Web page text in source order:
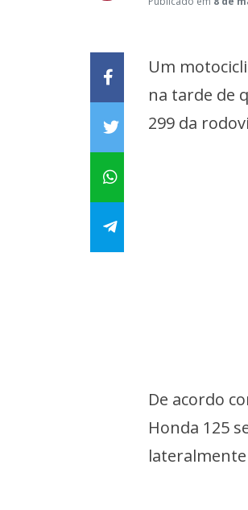
Um
na tarde de
299 da
De acordo
Honda 125